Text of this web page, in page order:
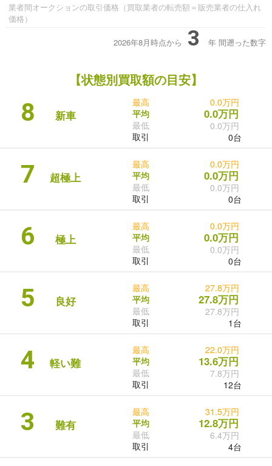
業者間オークションの取引価格（買取業者の転売額＝販売業者の仕入れ
価格）
2026年8月時点から 3 年 間遡った数字
【状態別買取額の目安】
8 新車
最高
平均
最低
取引
0.0万円
0.0万円
0.0万円
0台
7 超極上
最高
平均
最低
取引
0.0万円
0.0万円
0.0万円
0台
6 極上
最高
平均
最低
取引
0.0万円
0.0万円
0.0万円
0台
5 良好
最高
平均
最低
取引
27.8万円
27.8万円
27.8万円
1台
4 軽い難
最高
平均
最低
取引
22.0万円
13.6万円
7.8万円
12台
3 難有
最高
平均
最低
取引
31.5万円
12.8万円
6.4万円
4台